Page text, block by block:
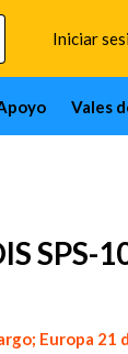
Iniciar
Vales
SPS-
Europa 21